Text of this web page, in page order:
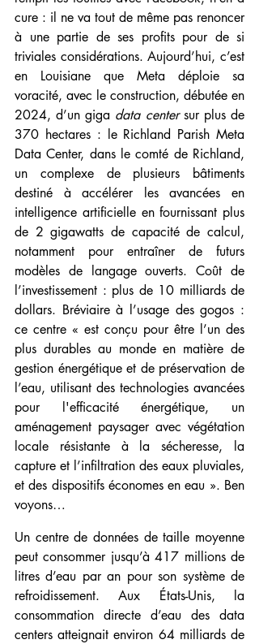
cure : il ne va tout de même pas renoncer
à une partie de ses profits pour de si
triviales considérations. Aujourd’hui, c’est
en Louisiane que Meta déploie sa
voracité, avec le construction, débutée en
2024, d’un giga data center sur plus de
370 hectares : le Richland Parish Meta
Data Center, dans le comté de Richland,
un complexe de plusieurs bâtiments
destiné à accélérer les avancées en
intelligence artificielle en fournissant plus
de 2 gigawatts de capacité de calcul,
notamment pour entraîner de futurs
modèles de langage ouverts. Coût de
l’investissement : plus de 10 milliards de
dollars. Bréviaire à l’usage des gogos :
ce centre « est conçu pour être l’un des
plus durables au monde en matière de
gestion énergétique et de préservation de
l’eau, utilisant des technologies avancées
pour l'efficacité énergétique, un
aménagement paysager avec végétation
locale résistante à la sécheresse, la
capture et l’infiltration des eaux pluviales,
et des dispositifs économes en eau ». Ben
voyons…
Un centre de données de taille moyenne
peut consommer jusqu’à 417 millions de
litres d’eau par an pour son système de
refroidissement. Aux États-Unis, la
consommation directe d’eau des data
centers atteignait environ 64 milliards de